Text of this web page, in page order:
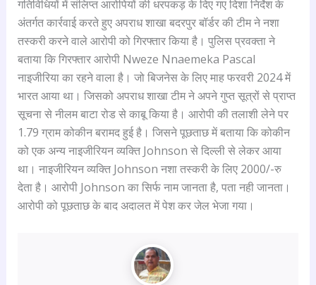
गतिविधियों में संलिप्त आरोपियों की धरपकड़ के दिए गए दिशा निर्देश के
अंतर्गत कार्रवाई करते हुए अपराध शाखा बदरपुर बॉर्डर की टीम ने नशा
तस्करी करने वाले आरोपी को गिरफ्तार किया है। पुलिस प्रवक्ता ने
बताया कि गिरफ्तार आरोपी Nweze Nnaemeka Pascal
नाइजीरिया का रहने वाला है। जो बिजनेस के लिए माह फरवरी 2024 में
भारत आया था। जिसको अपराध शाखा टीम ने अपने गुप्त सूत्रों से प्राप्त
सूचना से नीलम बाटा रोड से काबू किया है। आरोपी की तलाशी लेने पर
1.79 ग्राम कोकीन बरामद हुई है। जिसने पूछताछ में बताया कि कोकीन
को एक अन्य नाइजीरियन व्यक्ति Johnson से दिल्ली से लेकर आया
था। नाइजीरियन व्यक्ति Johnson नशा तस्करी के लिए 2000/-रु
देता है। आरोपी Johnson का सिर्फ नाम जानता है, पता नही जानता।
आरोपी को पूछताछ के बाद अदालत में पेश कर जेल भेजा गया।